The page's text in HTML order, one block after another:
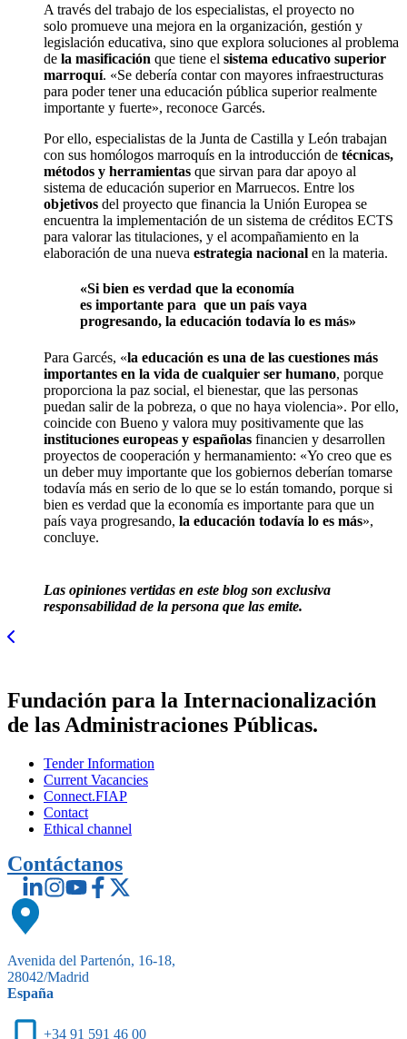
A través del trabajo de los especialistas, el proyecto no
solo promueve una mejora en la organización, gestión y
legislación educativa, sino que explora soluciones al problema
de la masificación que tiene el sistema educativo superior
marroquí. «Se debería contar con mayores infraestructuras
para poder tener una educación pública superior realmente
importante y fuerte», reconoce Garcés.
Por ello, especialistas de la Junta de Castilla y León trabajan
con sus homólogos marroquís en la introducción de técnicas,
métodos y herramientas que sirvan para dar apoyo al
sistema de educación superior en Marruecos. Entre los
objetivos del proyecto que financia la Unión Europea se
encuentra la implementación de un sistema de créditos ECTS
para valorar las titulaciones, y el acompañamiento en la
elaboración de una nueva estrategia nacional en la materia.
«Si bien es verdad que la economía
es importante para que un país vaya
progresando, la educación todavía lo es más»
Para Garcés, «la educación es una de las cuestiones más
importantes en la vida de cualquier ser humano, porque
proporciona la paz social, el bienestar, que las personas
puedan salir de la pobreza, o que no haya violencia». Por ello,
coincide con Bueno y valora muy positivamente que las
instituciones europeas y españolas financien y desarrollen
proyectos de cooperación y hermanamiento: «Yo creo que es
un deber muy importante que los gobiernos deberían tomarse
todavía más en serio de lo que se lo están tomando, porque si
bien es verdad que la economía es importante para que un
país vaya progresando, la educación todavía lo es más»,
concluye.
Las opiniones vertidas en este blog son exclusiva
responsabilidad de la persona que las emite.
Fundación para la Internacionalización
de las Administraciones Públicas.
Tender Information
Current Vacancies
Connect.FIAP
Contact
Ethical channel
Contáctanos
Avenida del Partenón, 16-18,
28042/Madrid
España
+34 91 591 46 00